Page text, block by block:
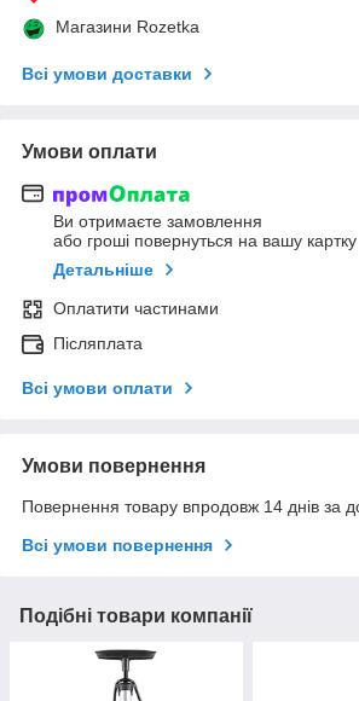
Магазини Rozetka
Всі умови доставки
Умови оплати
Ви отримаєте замовлення
або гроші повернуться на вашу картку
Детальніше
Оплатити частинами
Післяплата
Всі умови оплати
Умови повернення
Повернення товару впродовж 14 днів за
Всі умови повернення
Подібні товари компанії